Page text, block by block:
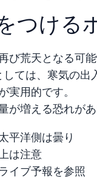
つける
荒天となる可能
ては、寒気の出
実用的です。
増える恐れがあ
平洋側は曇り
は注意
イブ予報を参照